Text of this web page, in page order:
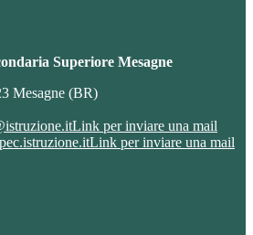
Superiore Mesagne
Mesagne (BR)
Link per inviare una mail
Link per inviare una mail